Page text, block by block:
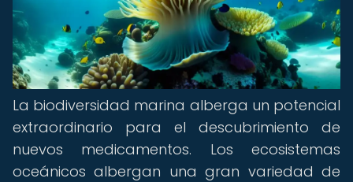
La biodiversidad marina alberga un potencial
extraordinario para el descubrimiento de
nuevos medicamentos. Los ecosistemas
oceánicos albergan una gran variedad de